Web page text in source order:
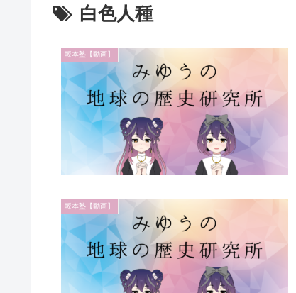
白色人種
坂本塾【動画】
坂本塾【動画】